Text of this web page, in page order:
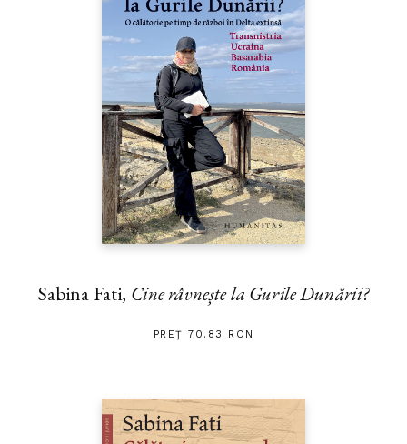
Sabina Fati, Cine râvnește la Gurile Dunării?
PREȚ 70.83 RON